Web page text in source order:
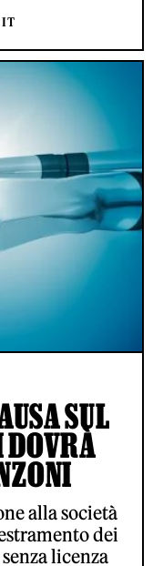
IT
SUL
DOVRÀ
alla società
dei
licenza